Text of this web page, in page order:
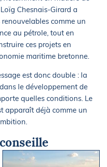
Chesnais-Girard a
comme un
au pétrole, tout en
ces projets en
maritime bretonne.
est donc double : la
le développement de
quelles conditions. Le
apparaît déjà comme un